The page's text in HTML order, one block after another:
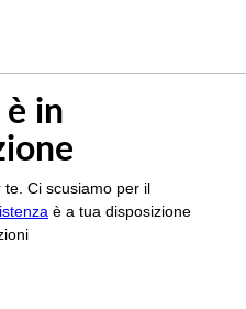
è in
Ci scusiamo per il
è a tua disposizione